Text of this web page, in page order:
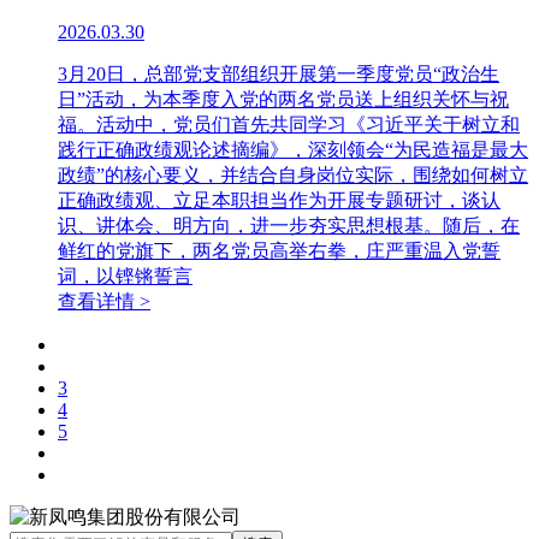
2026.03.30
3月20日，总部党支部组织开展第一季度党员“政治生
日”活动，为本季度入党的两名党员送上组织关怀与祝
福。活动中，党员们首先共同学习《习近平关于树立和
践行正确政绩观论述摘编》，深刻领会“为民造福是最大
政绩”的核心要义，并结合自身岗位实际，围绕如何树立
正确政绩观、立足本职担当作为开展专题研讨，谈认
识、讲体会、明方向，进一步夯实思想根基。随后，在
鲜红的党旗下，两名党员高举右拳，庄严重温入党誓
词，以铿锵誓言
查看详情 >
3
4
5